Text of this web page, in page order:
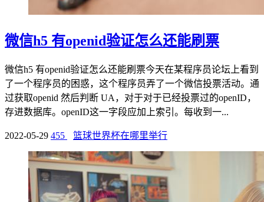
微信h5 有openid验证怎么还能刷票
微信h5 有openid验证怎么还能刷票今天在某程序员论坛上看到
了一个程序员的困惑，这个程序员弄了一个微信投票活动。通
过获取openid 然后判断 UA，对于对于已经投票过的openID，
存进数据库。openID这一字段应加上索引。每收到一...
2022-05-29 455 篮球世界杯在哪里举行